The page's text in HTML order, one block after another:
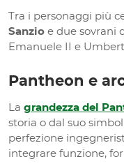
Tra i personaggi più
Sanzio e due sovrani
Emanuele II e
Pantheon e
La grandezza del
storia o dal suo
perfezione
integrare funzione,